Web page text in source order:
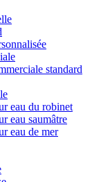
standard
eau du robinet
eau saumâtre
eau de mer